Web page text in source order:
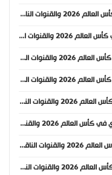
موعد مباراة النمسا والأردن في كأس العالم 2026 والقنوات الناقلة
موعد مباراة الأرجنتين والجزائر في كأس العالم 2026 والقنوات الناقلة
موعد مباراة العراق والنرويج في كأس العالم 2026 والقنوات الناقلة
موعد مباراة فرنسا والسنغال في كأس العالم 2026 والقنوات الناقلة
موعد مباراة إيران ونيوزيلندا في كأس العالم 2026 والقنوات الناقلة
موعد مباراة السعودية وأوروغواي في كأس العالم 2026 والقنوات الناقلة
موعد مباراة بلجيكا ومصر في كأس العالم 2026 والقنوات الناقلة
موعد مباراة السويد وتونس في كأس العالم 2026 والقنوات الناقلة